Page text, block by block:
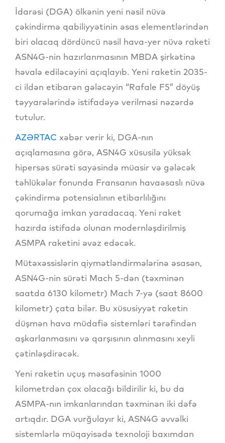
İdarəsi (DGA) ölkənin yeni nəsil nüvə
çəkindirmə qabiliyyətinin əsas elementlərindən
biri olacaq dördüncü nəsil hava-yer nüvə raketi
ASN4G-nin hazırlanmasının MBDA şirkətinə
həvalə ediləcəyini açıqlayıb. Yeni raketin 2035-
ci ildən etibarən gələcəyin “Rafale F5” döyüş
təyyarələrində istifadəyə verilməsi nəzərdə
tutulur.
AZƏRTAC xəbər verir ki, DGA-nın
açıqlamasına görə, ASN4G xüsusilə yüksək
hipersəs sürəti sayəsində müasir və gələcək
təhlükələr fonunda Fransanın havaəsaslı nüvə
çəkindirmə potensialının etibarlılığını
qorumağa imkan yaradacaq. Yeni raket
hazırda istifadə olunan modernləşdirilmiş
ASMPA raketini əvəz edəcək.
Mütəxəssislərin qiymətləndirmələrinə əsasən,
ASN4G-nin sürəti Mach 5-dən (təxminən
saatda 6130 kilometr) Mach 7-yə (saat 8600
kilometr) çata bilər. Bu xüsusiyyət raketin
düşmən hava müdafiə sistemləri tərəfindən
aşkarlanmasını və qarşısının alınmasını xeyli
çətinləşdirəcək.
Yeni raketin uçuş məsafəsinin 1000
kilometrdən çox olacağı bildirilir ki, bu da
ASMPA-nın imkanlarından təxminən iki dəfə
artıqdır. DGA vurğulayır ki, ASN4G əvvəlki
sistemlərlə müqayisədə texnoloji baxımdan